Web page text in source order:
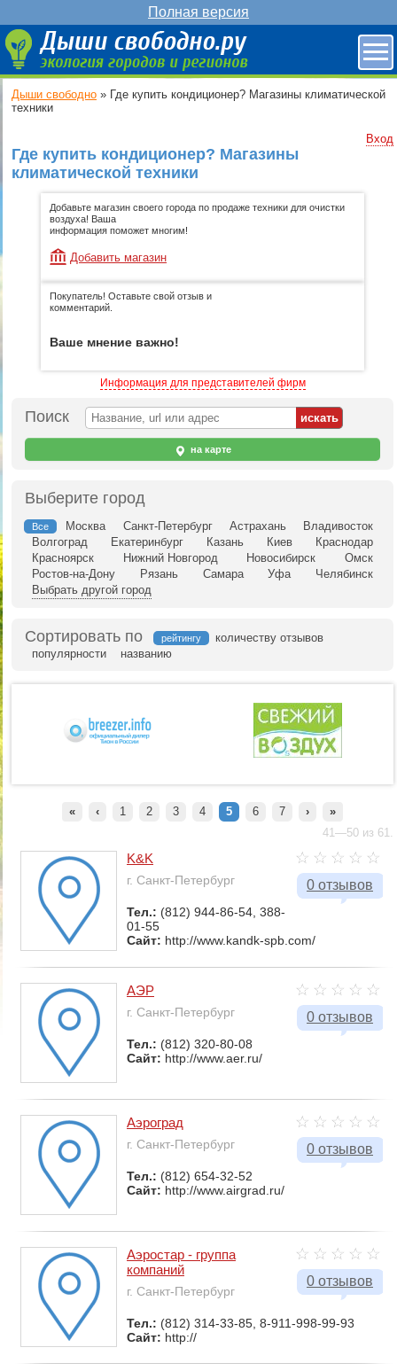
Полная версия
Дыши свободно » Где купить кондиционер? Магазины климатической
техники
Вход
Где купить кондиционер? Магазины
климатической техники
Добавьте магазин своего города по продаже техники для очистки
воздуха! Ваша
информация поможет многим!
Добавить магазин
Покупатель! Оставьте свой отзыв и
комментарий.
Ваше мнение важно!
Информация для представителей фирм
Поиск
на карте
Выберите город
Все Москва Санкт-Петербург Астрахань
Владивосток
Волгоград
Екатеринбург Казань Киев
Краснодар
Красноярск
Нижний Новгород Новосибирск
Омск
Ростов-на-Дону
Рязань Самара Уфа
Челябинск
Выбрать другой город
Сортировать по рейтингу
количеству отзывов
популярности
названию
« ‹ 1 2 3 4 5 6 7 ›
»
41—50 из 61.
0 отзывов
K&K
г. Санкт-Петербург
Тел.: (812) 944-86-54, 388-
01-55
Сайт: http://www.kandk-spb.com/
0 отзывов
АЭР
г. Санкт-Петербург
Тел.: (812) 320-80-08
Сайт: http://www.aer.ru/
0 отзывов
Аэроград
г. Санкт-Петербург
Тел.: (812) 654-32-52
Сайт: http://www.airgrad.ru/
0 отзывов
Аэростар - группа
компаний
г. Санкт-Петербург
Тел.: (812) 314-33-85, 8-911-998-99-93
Сайт: http://